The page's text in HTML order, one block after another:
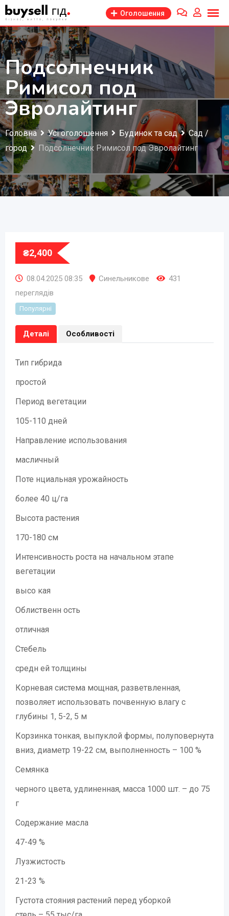
Перейти
до
змісту
Оголошення
Подсолнечник
Римисол под
Эвролайтинг
Головна Усі оголошення Будинок та сад
Сад /
город
Подсолнечник Римисол под Эвролайтинг
₴2,400
08.04.2025 08:35 Синельникове
431
переглядів
Популярні
Деталі Особливості
Тип гибрида
простой
Период вегетации
105-110 дней
Направление использования
масличный
Поте нциальная урожайность
более 40 ц/га
Высота растения
170-180 см
Интенсивность роста на начальном этапе
вегетации
высо кая
Облиственн ость
отличная
Стебель
средн ей толщины
Корневая система мощная, разветвленная,
позволяет использовать почвенную влагу с
глубины 1, 5-2, 5 м
Корзинка тонкая, выпуклой формы, полуповернута
вниз, диаметр 19-22 см, выполненность – 100 %
Семянка
черного цвета, удлиненная, масса 1000 шт. – до 75
г
Содержание масла
47-49 %
Лузжистость
21-23 %
Густота стояния растений перед уборкой